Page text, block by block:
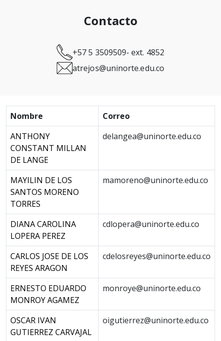
Contacto
+57 5 3509509- ext. 4852
atrejos@uninorte.edu.co
Nombre
Correo
ANTHONY
CONSTANT MILLAN
DE LANGE
delangea@uninorte.edu.co
MAYILIN DE LOS
SANTOS MORENO
TORRES
mamoreno@uninorte.edu.co
DIANA CAROLINA
LOPERA PEREZ
cdlopera@uninorte.edu.co
CARLOS JOSE DE LOS
REYES ARAGON
cdelosreyes@uninorte.edu.co
ERNESTO EDUARDO
MONROY AGAMEZ
monroye@uninorte.edu.co
OSCAR IVAN
GUTIERREZ CARVAJAL
oigutierrez@uninorte.edu.co